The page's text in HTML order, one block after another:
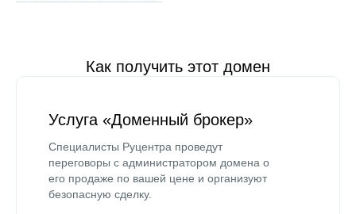
Как получить этот домен
Услуга «Доменный брокер»
Специалисты Руцентра проведут
переговоры с администратором домена о
его продаже по вашей цене и организуют
безопасную сделку.